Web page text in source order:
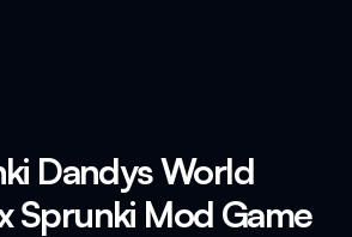
Dandys World
Sprunki Mod Game